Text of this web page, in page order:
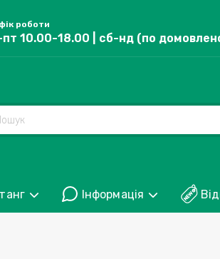
роботи
10.00-18.00 | сб-нд (по
Інформація